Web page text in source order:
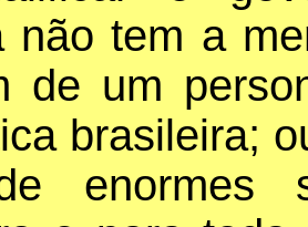
não tem a
de um
brasileira;
enormes